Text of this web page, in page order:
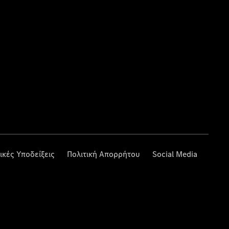
Υποδείξεις Πολιτική Απορρήτου Social Media